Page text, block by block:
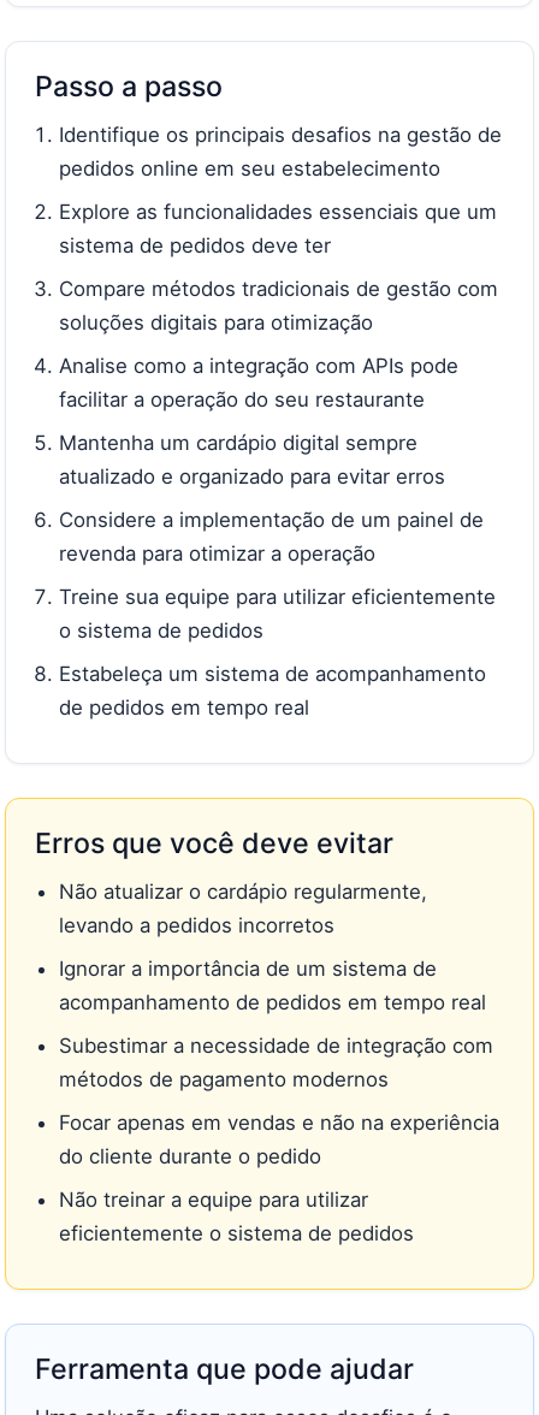
Passo a passo
Identifique os principais desafios na gestão de
pedidos online em seu estabelecimento
Explore as funcionalidades essenciais que um
sistema de pedidos deve ter
Compare métodos tradicionais de gestão com
soluções digitais para otimização
Analise como a integração com APIs pode
facilitar a operação do seu restaurante
Mantenha um cardápio digital sempre
atualizado e organizado para evitar erros
Considere a implementação de um painel de
revenda para otimizar a operação
Treine sua equipe para utilizar eficientemente
o sistema de pedidos
Estabeleça um sistema de acompanhamento
de pedidos em tempo real
Erros que você deve evitar
Não atualizar o cardápio regularmente,
levando a pedidos incorretos
Ignorar a importância de um sistema de
acompanhamento de pedidos em tempo real
Subestimar a necessidade de integração com
métodos de pagamento modernos
Focar apenas em vendas e não na experiência
do cliente durante o pedido
Não treinar a equipe para utilizar
eficientemente o sistema de pedidos
Ferramenta que pode ajudar